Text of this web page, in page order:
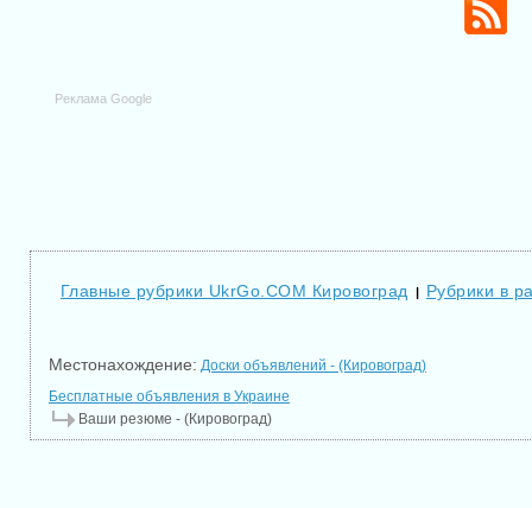
Реклама Google
Главные рубрики UkrGo.COM Кировоград | Рубрики в
Местонахождение: Доски объявлений - (Кировоград)
Бесплатные объявления в Украине
Ваши резюме - (Кировоград)